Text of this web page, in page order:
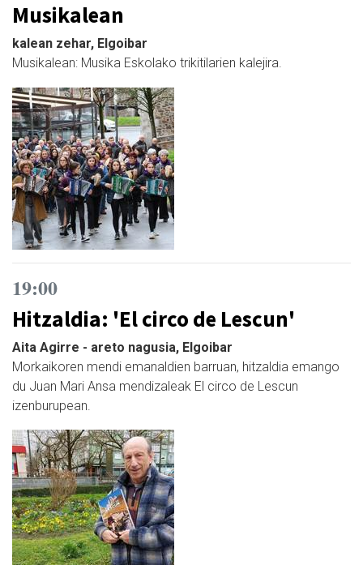
Musikalean
kalean zehar, Elgoibar
Musikalean: Musika Eskolako trikitilarien kalejira.
19:00
Hitzaldia: 'El circo de Lescun'
Aita Agirre - areto nagusia, Elgoibar
Morkaikoren mendi emanaldien barruan, hitzaldia emango
du Juan Mari Ansa mendizaleak El circo de Lescun
izenburupean.